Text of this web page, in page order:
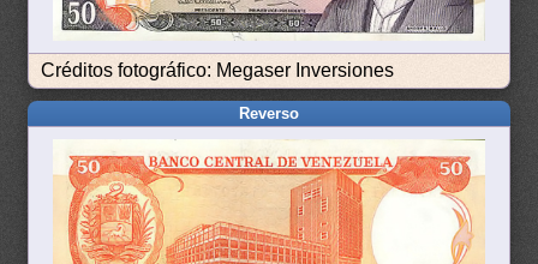
Créditos fotográfico: Megaser Inversiones
Reverso